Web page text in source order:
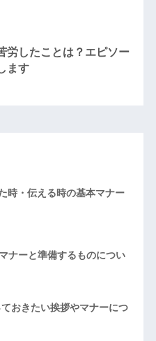
労したことは？エピソー
ます
時・伝える時の基本マナー
ナーと準備するものについ
おきたい挨拶やマナーにつ